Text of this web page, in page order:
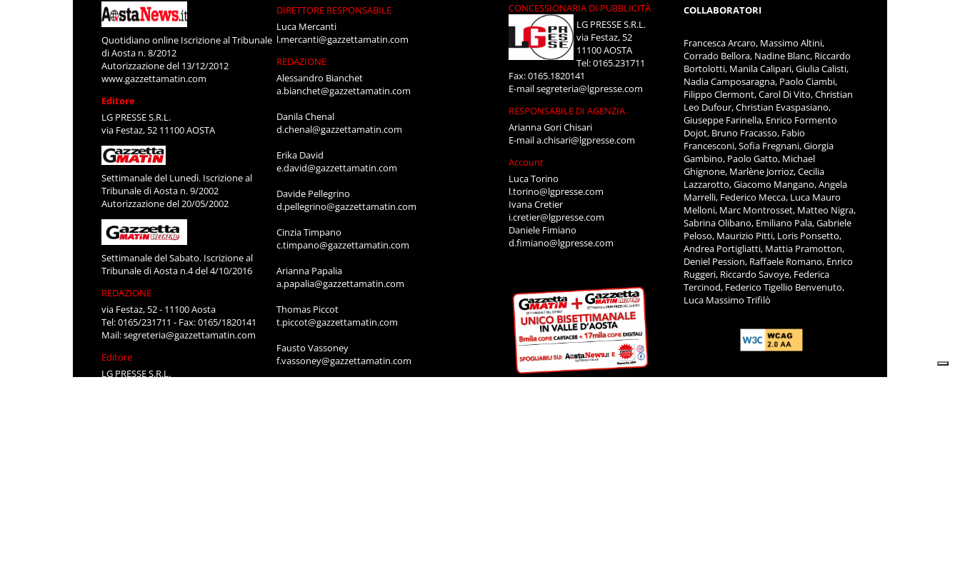
Quotidiano online Iscrizione al Tribunale
di Aosta n. 8/2012
Autorizzazione del 13/12/2012
www.gazzettamatin.com
Editore
LG PRESSE S.R.L.
via Festaz, 52 11100 AOSTA
Settimanale del Lunedì. Iscrizione al
Tribunale di Aosta n. 9/2002
Autorizzazione del 20/05/2002
Settimanale del Sabato. Iscrizione al
Tribunale di Aosta n.4 del 4/10/2016
REDAZIONE
via Festaz, 52 - 11100 Aosta
Tel: 0165/231711 - Fax: 0165/1820141
Mail:segreteria@gazzettamatin.com
Editore
LG PRESSE S.R.L.
DIRETTORE RESPONSABILE
Luca Mercanti
l.mercanti@gazzettamatin.com
REDAZIONE
Alessandro Bianchet
a.bianchet@gazzettamatin.com
Danila Chenal
d.chenal@gazzettamatin.com
Erika David
e.david@gazzettamatin.com
Davide Pellegrino
d.pellegrino@gazzettamatin.com
Cinzia Timpano
c.timpano@gazzettamatin.com
Arianna Papalia
a.papalia@gazzettamatin.com
Thomas Piccot
t.piccot@gazzettamatin.com
Fausto Vassoney
f.vassoney@gazzettamatin.com
CONCESSIONARIA DI PUBBLICITÀ
LG PRESSE S.R.L.
via Festaz, 52
11100 AOSTA
Tel: 0165.231711
Fax: 0165.1820141
E-mailsegreteria@lgpresse.com
RESPONSABILE DI AGENZIA
Arianna Gori Chisari
E-maila.chisari@lgpresse.com
Account
Luca Torino
l.torino@lgpresse.com
Ivana Cretier
i.cretier@lgpresse.com
Daniele Fimiano
d.fimiano@lgpresse.com
COLLABORATORI
Francesca Arcaro, Massimo Altini,
Corrado Bellora, Nadine Blanc, Riccardo
Bortolotti, Manila Calipari, Giulia Calisti,
Nadia Camposaragna, Paolo Ciambi,
Filippo Clermont, Carol Di Vito, Christian
Leo Dufour, Christian Evaspasiano,
Giuseppe Farinella, Enrico Formento
Dojot, Bruno Fracasso, Fabio
Francesconi, Sofia Fregnani, Giorgia
Gambino, Paolo Gatto, Michael
Ghignone, Marlène Jorrioz, Cecilia
Lazzarotto, Giacomo Mangano, Angela
Marrelli, Federico Mecca, Luca Mauro
Melloni, Marc Montrosset, Matteo Nigra,
Sabrina Olibano, Emiliano Pala, Gabriele
Peloso, Maurizio Pitti, Loris Ponsetto,
Andrea Portigliatti, Mattia Pramotton,
Deniel Pession, Raffaele Romano, Enrico
Ruggeri, Riccardo Savoye, Federica
Tercinod, Federico Tigellio Benvenuto,
Luca Massimo Trifilò